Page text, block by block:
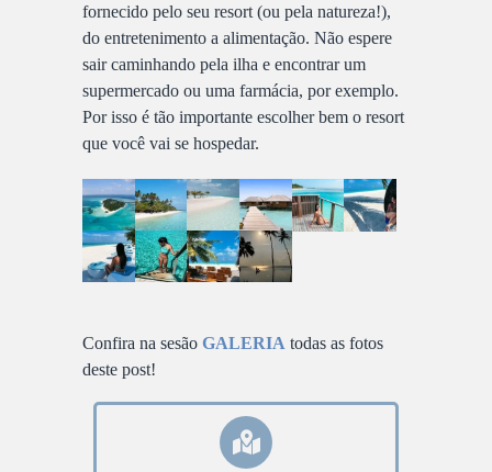
fornecido pelo seu resort (ou pela natureza!),
do entretenimento a alimentação. Não espere
sair caminhando pela ilha e encontrar um
supermercado ou uma farmácia, por exemplo.
Por isso é tão importante escolher bem o resort
que você vai se hospedar.
Confira na sesão GALERIA todas as fotos
deste post!